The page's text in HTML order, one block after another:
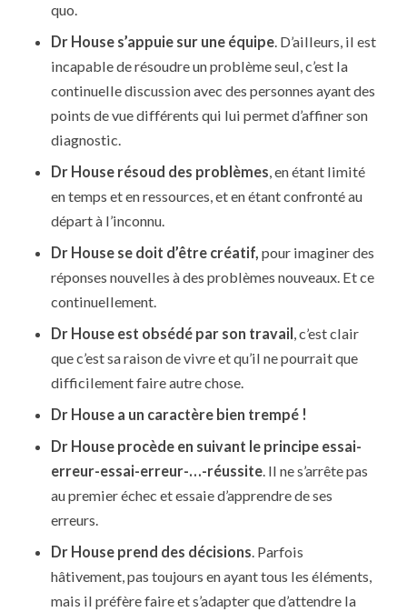
quo.
Dr House s’appuie sur une équipe. D’ailleurs, il est
incapable de résoudre un problème seul, c’est la
continuelle discussion avec des personnes ayant des
points de vue différents qui lui permet d’affiner son
diagnostic.
Dr House résoud des problèmes, en étant limité
en temps et en ressources, et en étant confronté au
départ à l’inconnu.
Dr House se doit d’être créatif, pour imaginer des
réponses nouvelles à des problèmes nouveaux. Et ce
continuellement.
Dr House est obsédé par son travail , c’est clair
que c’est sa raison de vivre et qu’il ne pourrait que
difficilement faire autre chose.
Dr House a un caractère bien trempé !
Dr House procède en suivant le principe essai-
erreur-essai-erreur-…-réussite. Il ne s’arrête pas
au premier échec et essaie d’apprendre de ses
erreurs.
Dr House prend des décisions. Parfois
hâtivement, pas toujours en ayant tous les éléments,
mais il préfère faire et s’adapter que d’attendre la